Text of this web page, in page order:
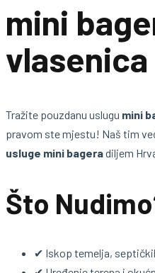
mini
vlasenica
Tražite pouzdanu uslugu mini
pravom ste mjestu! Naš tim
usluge mini bageradiljem
Što
✔ Iskop temelja,